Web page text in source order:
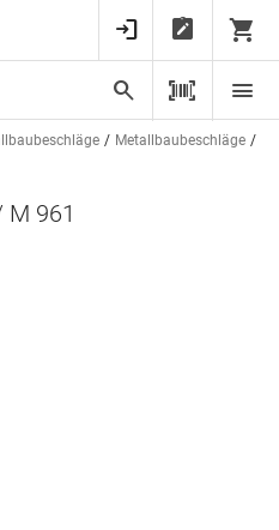
Metallbaubeschläge
M 961